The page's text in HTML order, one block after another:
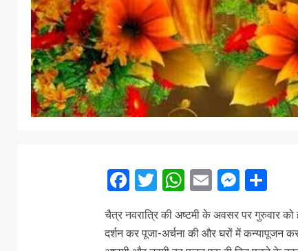
Facebook
TwitterWhatsApp
Email
चैत्र नवरात्रि की अष्टमी के अवसर पर गुरुवार को
दर्शन कर पूजा-अर्चना की और घरों में कन्यापूजन